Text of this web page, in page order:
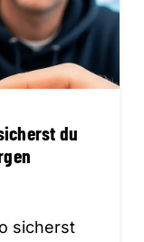
du
sicherst